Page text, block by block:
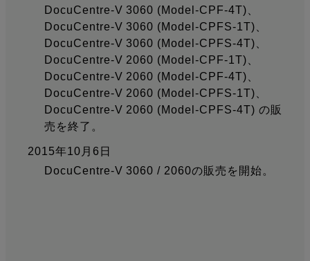
DocuCentre-V 3060 (Model-CPF-4T)、
DocuCentre-V 3060 (Model-CPFS-1T)、
DocuCentre-V 3060 (Model-CPFS-4T)、
DocuCentre-V 2060 (Model-CPF-1T)、
DocuCentre-V 2060 (Model-CPF-4T)、
DocuCentre-V 2060 (Model-CPFS-1T)、
DocuCentre-V 2060 (Model-CPFS-4T) の販
売を終了。
2015年10月6日
DocuCentre-V 3060 / 2060の販売を開始。